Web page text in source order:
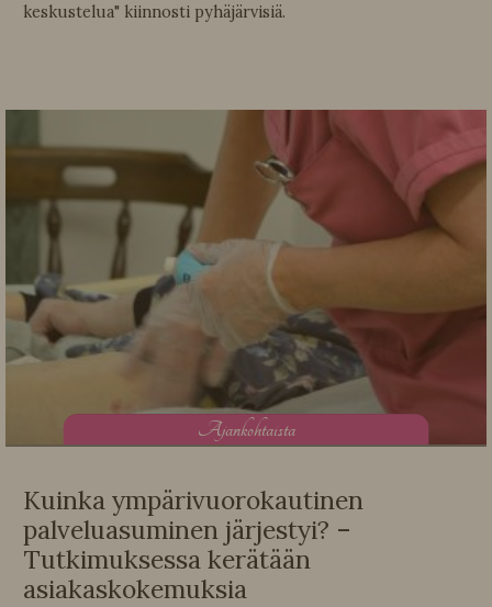
keskustelua" kiinnosti pyhäjärvisiä.
Ajankohtaista
Kuinka ympärivuorokautinen
palveluasuminen järjestyi? –
Tutkimuksessa kerätään
asiakaskokemuksia